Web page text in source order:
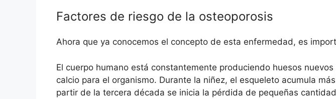
Factores de riesgo de la osteoporosis
Ahora que ya conocemos el concepto de esta enfermedad, es
El cuerpo humano está constantemente produciendo huesos
calcio para el organismo. Durante la niñez, el esqueleto acumula
partir de la tercera década se inicia la pérdida de pequeñas